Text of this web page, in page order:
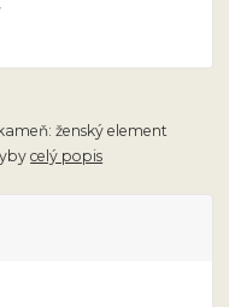
ženský element
celý popis